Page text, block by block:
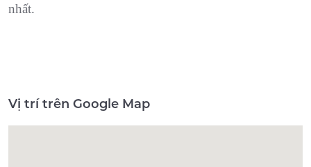
nhất.
Vị trí trên Google Map